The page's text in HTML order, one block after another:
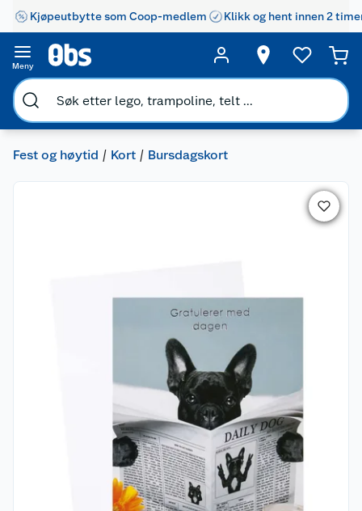
Kjøpeutbytte som Coop-medlem Klikk og hent innen 2
Meny
Fest og høytid Kort Bursdagskort